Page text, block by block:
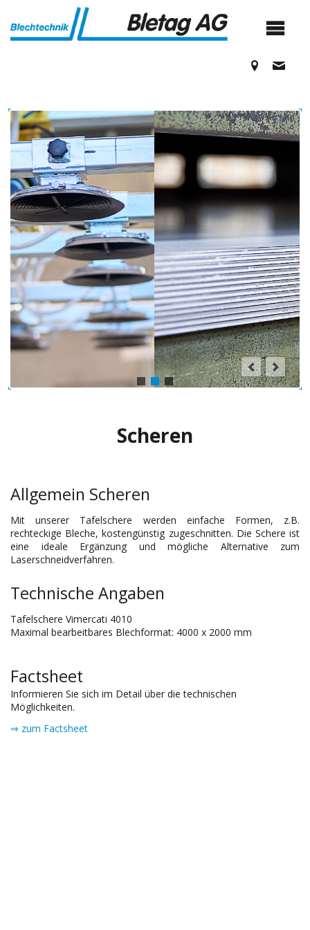
Scheren
Allgemein Scheren
Mit unserer Tafelschere werden einfache Formen, z.B.
rechteckige Bleche, kostengünstig zugeschnitten. Die Schere ist
eine ideale Ergänzung und mögliche Alternative zum
Laserschneidverfahren.
Technische Angaben
Tafelschere Vimercati 4010
Maximal bearbeitbares Blechformat: 4000 x 2000 mm
Factsheet
Informieren Sie sich im Detail über die technischen
Möglichkeiten.
⇒ zum Factsheet